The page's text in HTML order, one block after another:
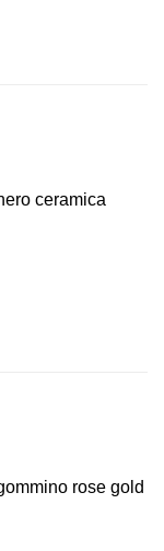
ceramica
rose gold